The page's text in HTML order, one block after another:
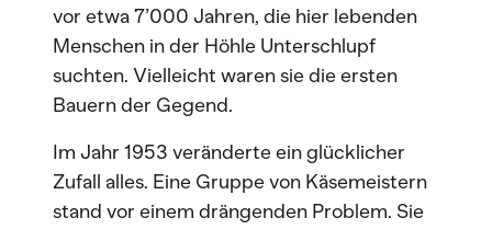
vor etwa 7’000 Jahren, die hier lebenden
Menschen in der Höhle Unterschlupf
suchten. Vielleicht waren sie die ersten
Bauern der Gegend.
Im Jahr 1953 veränderte ein glücklicher
Zufall alles. Eine Gruppe von Käsemeistern
stand vor einem drängenden Problem. Sie